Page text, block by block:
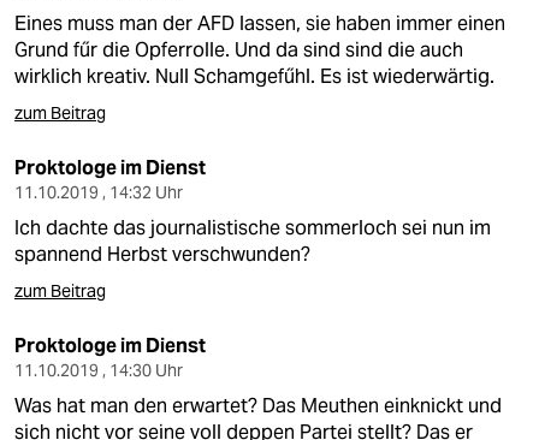
Eines muss man der AFD lassen, sie haben immer einen
Grund fűr die Opferrolle. Und da sind sind die auch
wirklich kreativ. Null Schamgefűhl. Es ist wiederwärtig.
zum Beitrag
Proktologe im Dienst
11.10.2019 , 14:32 Uhr
Ich dachte das journalistische sommerloch sei nun im
spannend Herbst verschwunden?
zum Beitrag
Proktologe im Dienst
11.10.2019 , 14:30 Uhr
Was hat man den erwartet? Das Meuthen einknickt und
sich nicht vor seine voll deppen Partei stellt? Das er